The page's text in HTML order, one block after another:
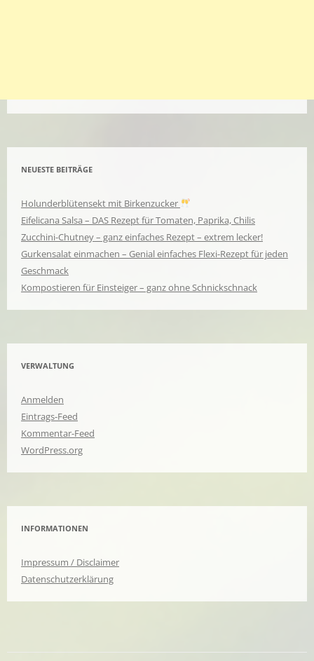
NEUESTE BEITRÄGE
Holunderblütensekt mit Birkenzucker
Eifelicana Salsa – DAS Rezept für Tomaten, Paprika, Chilis
Zucchini-Chutney – ganz einfaches Rezept – extrem lecker!
Gurkensalat einmachen – Genial einfaches Flexi-Rezept für jeden
Geschmack
Kompostieren für Einsteiger – ganz ohne Schnickschnack
VERWALTUNG
Anmelden
Eintrags-Feed
Kommentar-Feed
WordPress.org
INFORMATIONEN
Impressum / Disclaimer
Datenschutzerklärung